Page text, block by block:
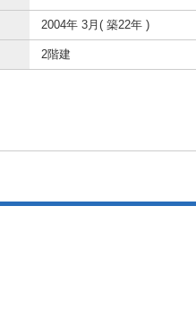
2004年 3月( 築22年 )
2階建